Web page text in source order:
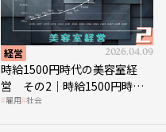
経営 2026.04.09
時給1500円時代の美容室経
営 その2｜時給1500円時代
に支払う給与はいくらなのか
雇用 社会